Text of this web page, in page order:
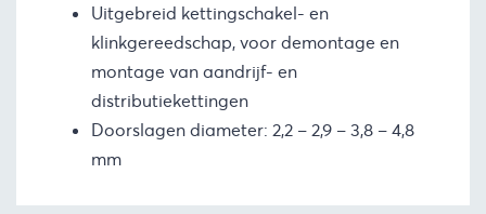
Uitgebreid kettingschakel- en
klinkgereedschap, voor demontage en
montage van aandrijf- en
distributiekettingen
Doorslagen diameter: 2,2 – 2,9 – 3,8 – 4,8
mm